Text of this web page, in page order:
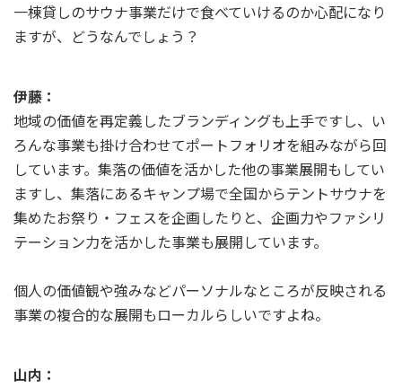
一棟貸しのサウナ事業だけで食べていけるのか心配になり
ますが、どうなんでしょう？
伊藤：
地域の価値を再定義したブランディングも上手ですし、い
ろんな事業も掛け合わせてポートフォリオを組みながら回
しています。集落の価値を活かした他の事業展開もしてい
ますし、集落にあるキャンプ場で全国からテントサウナを
集めたお祭り・フェスを企画したりと、企画力やファシリ
テーション力を活かした事業も展開しています。
個人の価値観や強みなどパーソナルなところが反映される
事業の複合的な展開もローカルらしいですよね。
山内：